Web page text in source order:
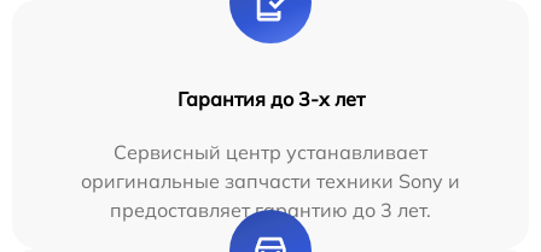
Гарантия до 3-х лет
Сервисный центр устанавливает
оригинальные запчасти техники Sony и
предоставляет гарантию до 3 лет.